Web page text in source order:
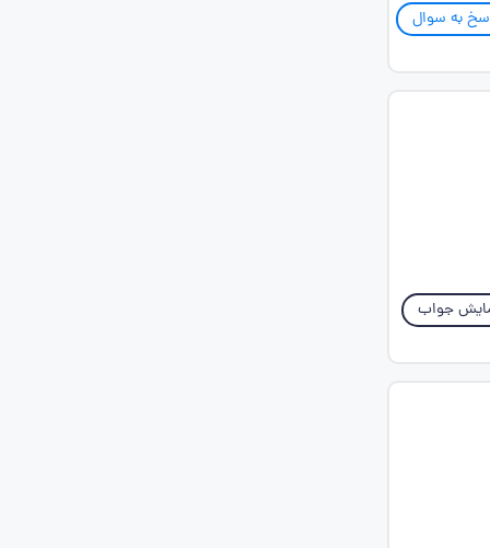
به سوال
جواب